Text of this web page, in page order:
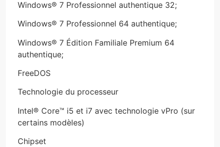
Windows® 7 Professionnel authentique 32;
Windows® 7 Professionnel 64 authentique;
Windows® 7 Édition Familiale Premium 64
authentique;
FreeDOS
Technologie du processeur
Intel® Core™ i5 et i7 avec technologie vPro (sur
certains modèles)
Chipset